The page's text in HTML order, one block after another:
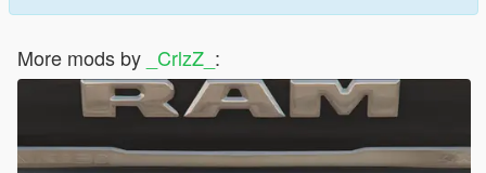
More mods by _CrlzZ_ :